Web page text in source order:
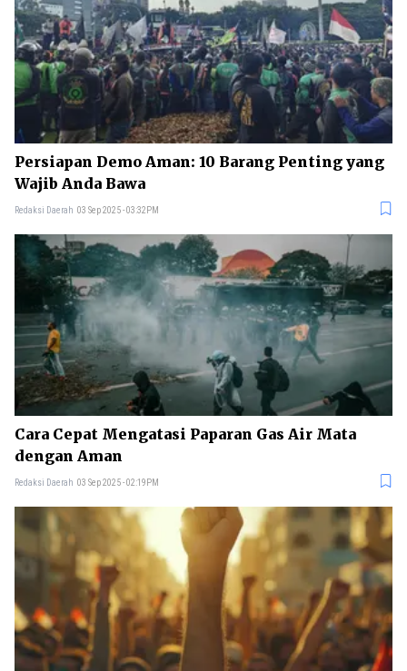
Persiapan Demo Aman: 10 Barang Penting yang
Wajib Anda Bawa
Redaksi Daerah 03 Sep 2025 - 03:32PM
Cara Cepat Mengatasi Paparan Gas Air Mata
dengan Aman
Redaksi Daerah 03 Sep 2025 - 02:19PM